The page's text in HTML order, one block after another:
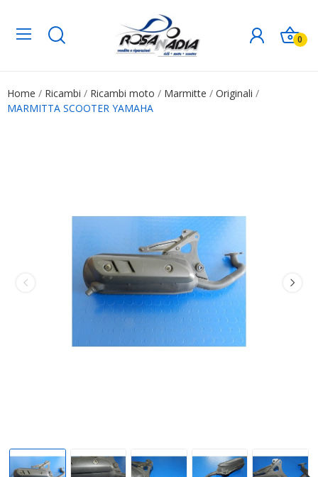
0
Home Ricambi Ricambi moto Marmitte
Originali
MARMITTA SCOOTER YAMAHA